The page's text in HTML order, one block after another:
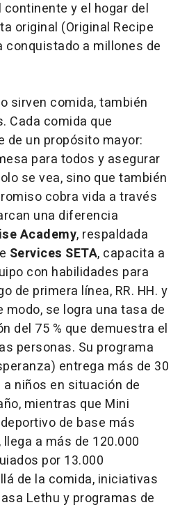
y el hogar del
original (Original Recipe
a millones de
sirven comida, también
Cada comida que
de un propósito mayor:
para todos y asegurar
se vea, sino que también
cobra vida a través
una diferencia
Academy, respaldada
Services SETA, capacita a
con habilidades para
de primera línea, RR. HH. y
modo, se logra una tasa de
del 75 % que demuestra el
personas. Su programa
entrega más de 30
niños en situación de
mientras que Mini
de base más
a más de 120.000
por 13.000
de la comida, iniciativas
Lethu y programas de